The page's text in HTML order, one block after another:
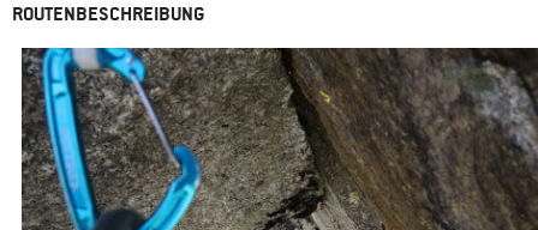
ROUTENBESCHREIBUNG